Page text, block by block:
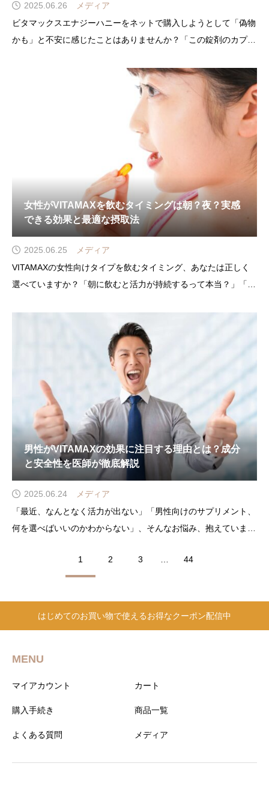
2025.06.26
メディア
ビタマックスエナジーハニーをネットで購入しようとして「偽物
かも」と不安に感じたことはありませんか？「この錠剤のカプセ
配…」そんな悩みを抱えている方も多いでしょう。見た目や商品
名がそっくりでも、配合されたビタミンやミネラル、アミノなど
女性がVITAMAXを飲むタイミングは朝？夜？実感
できる効果と最適な摂取法
2025.06.25
メディア
VITAMAXの女性向けタイプを飲むタイミング、あなたは正しく
選べていますか？「朝に飲むと活力が持続するって本当？」「寝
VITAMAXの摂取タイミングによって、感じる変化
男性がVITAMAXの効果に注目する理由とは？成分
と安全性を医師が徹底解説
2025.06.24
メディア
「最近、なんとなく活力が出ない」「男性向けのサプリメント、
何を選べばいいのかわからない」、そんなお悩み、抱えていませ
なくありません。日々の疲れやモチベーションの低下、そして夜
のコンディションにまで影響を感じている方に注目されているの
1 2 3 … 44
はじめてのお買い物で使えるお得なクーポン配信中
MENU
マイアカウント カート
購入手続き 商品一覧
よくある質問 メディア